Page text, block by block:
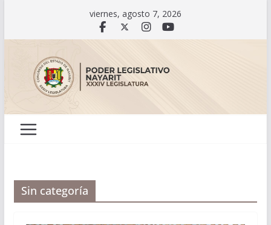
contenido
viernes, agosto 7, 2026
Sin categoría